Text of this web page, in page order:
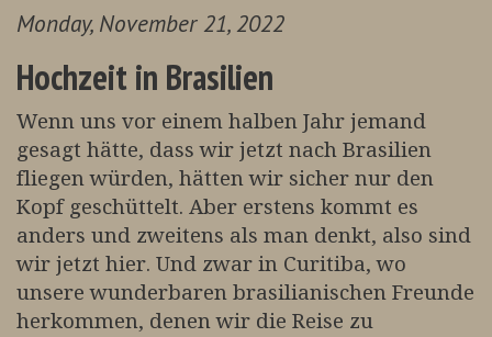
Monday, November 21, 2022
Hochzeit in Brasilien
Wenn uns vor einem halben Jahr jemand
gesagt hätte, dass wir jetzt nach Brasilien
fliegen würden, hätten wir sicher nur den
Kopf geschüttelt. Aber erstens kommt es
anders und zweitens als man denkt, also sind
wir jetzt hier. Und zwar in Curitiba, wo
unsere wunderbaren brasilianischen Freunde
herkommen, denen wir die Reise zu